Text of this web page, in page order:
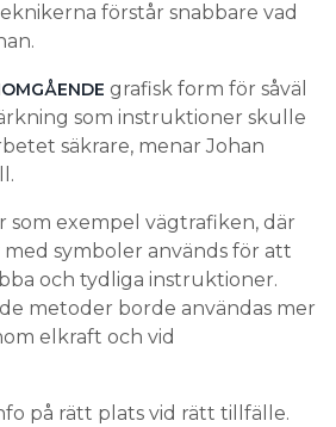
förstår snabbare vad
grafisk form för såväl
som instruktioner skulle
säkrare, menar Johan
som exempel vägtrafiken, där
symboler används för att
och tydliga instruktioner.
metoder borde användas mer
elkraft och vid
på rätt plats vid rätt tillfälle.